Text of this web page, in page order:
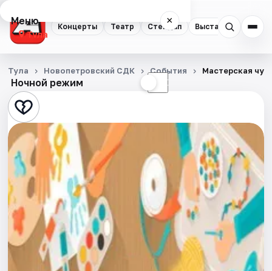
Концерты Театр Стендап Выставки
Меню ×
Тула
Концерты
Театр
Стендап
Выставки
Квесты
Экскурсии
Спорт
События
Ночной режим ☾
Тула Новопетровский СДК События Мастерская